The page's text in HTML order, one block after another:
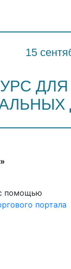
15
помощью
портала